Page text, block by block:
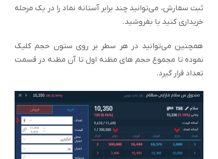
ثبت سفارش، می‌توانید چند برابر آستانه نماد را در یک مرحله
خریداری کنید یا بفروشید.
همچنین می‌توانید در هر سطر بر روی ستون حجم کلیک
نموده تا مجموع حجم های مظنه اول تا آن مظنه در قسمت
تعداد قرار گیرد.